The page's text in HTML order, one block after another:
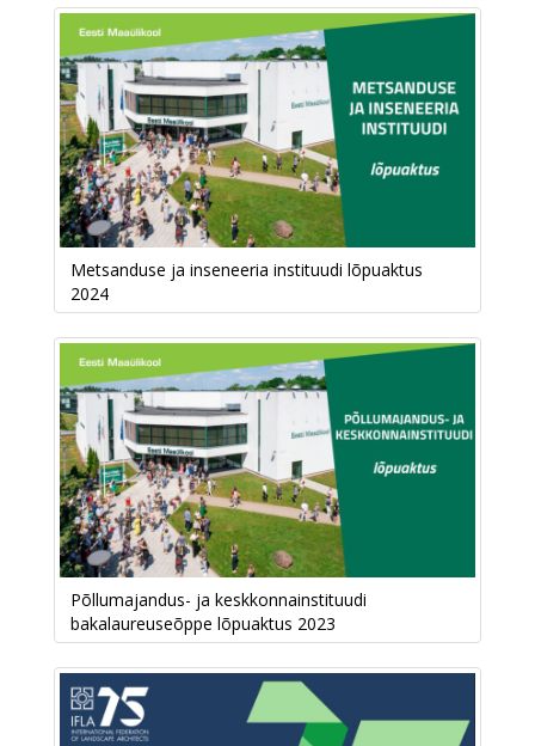
Metsanduse ja inseneeria instituudi lõpuaktus
2024
Põllumajandus- ja keskkonnainstituudi
bakalaureuseõppe lõpuaktus 2023